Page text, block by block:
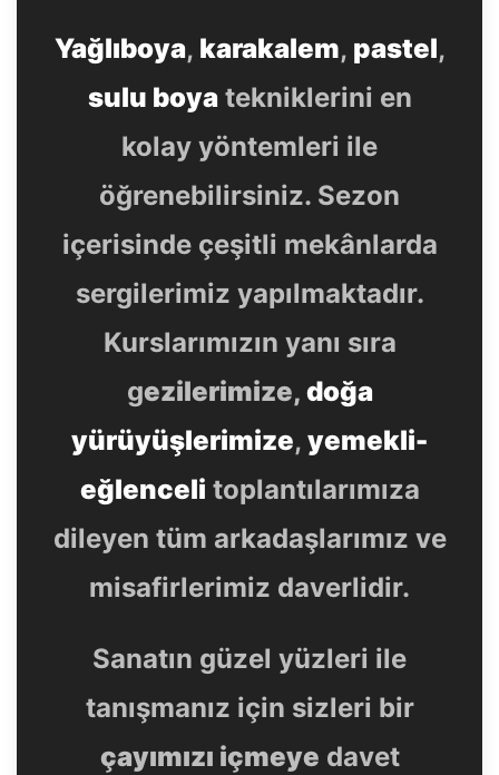
Yağlıboya, karakalem, pastel,
sulu boyatekniklerini en
kolay yöntemleri ile
öğrenebilirsiniz. Sezon
içerisinde çeşitli mekânlarda
sergilerimiz yapılmaktadır.
Kurslarımızın yanı sıra
gezilerimize, doğa
yürüyüşlerimize, yemekli-
eğlenceli toplantılarımıza
dileyen tüm arkadaşlarımız ve
misafirlerimiz daverlidir.
Sanatın güzel yüzleri ile
tanışmanız için sizleri bir
çayımızı içmeye davet